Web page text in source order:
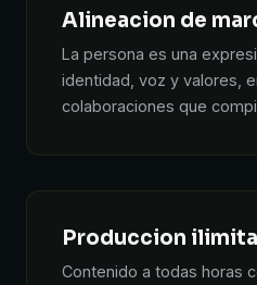
Alineacion de
La persona es una
identidad, voz y valores,
colaboraciones que
Produccion
Contenido a todas horas